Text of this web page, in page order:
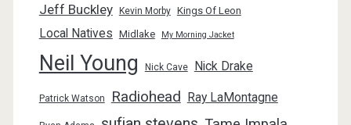
Jeff Buckley Kevin Morby Kings Of Leon
Local Natives Midlake My Morning Jacket
Neil Young Nick Cave Nick Drake
Patrick Watson Radiohead Ray LaMontagne